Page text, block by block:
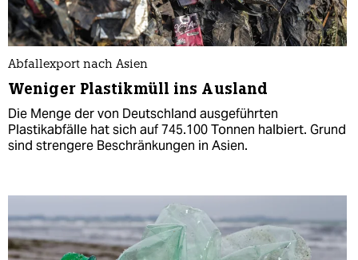
Abfallexport nach Asien
Weniger Plastikmüll ins Ausland
Die Menge der von Deutschland ausgeführten
Plastikabfälle hat sich auf 745.100 Tonnen halbiert. Grund
sind strengere Beschränkungen in Asien.